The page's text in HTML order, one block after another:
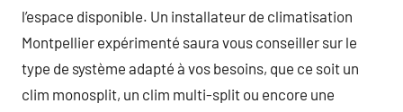
l’espace disponible. Un installateur de climatisation
Montpellier expérimenté saura vous conseiller sur le
type de système adapté à vos besoins, que ce soit un
clim monosplit, un clim multi-split ou encore une